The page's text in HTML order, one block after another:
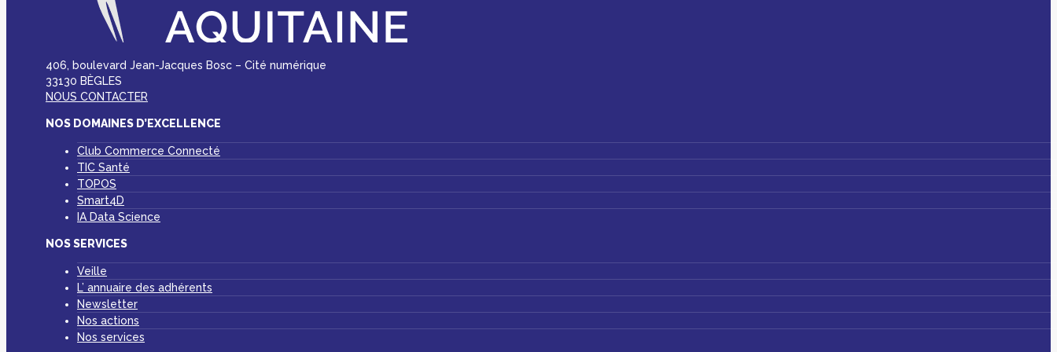
406, boulevard Jean-Jacques Bosc – Cité numérique
33130 BÈGLES
NOUS CONTACTER
NOS DOMAINES D’EXCELLENCE
Club Commerce Connecté
TIC Santé
TOPOS
Smart4D
IA Data Science
NOS SERVICES
Veille
L’ annuaire des adhérents
Newsletter
Nos actions
Nos services